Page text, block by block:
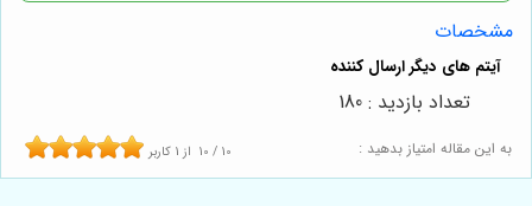
مشخصات
به این مقاله امتیاز بدهید : 10 / 10 از1 کاربر
تعداد بازدید : 180